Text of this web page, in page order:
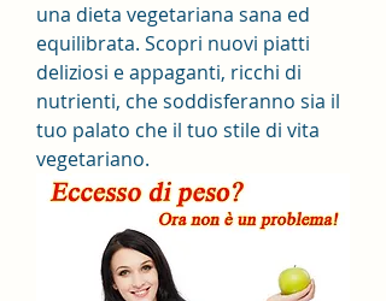
una dieta vegetariana sana ed
equilibrata. Scopri nuovi piatti
deliziosi e appaganti, ricchi di
nutrienti, che soddisferanno sia il
tuo palato che il tuo stile di vita
vegetariano.